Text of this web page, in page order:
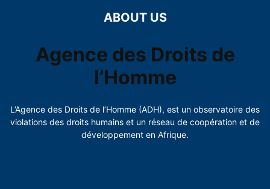
ABOUT US
Agence des Droits de
l’Homme
L’Agence des Droits de l’Homme (ADH), est un observatoire des
violations des droits humains et un réseau de coopération et de
développement en Afrique.